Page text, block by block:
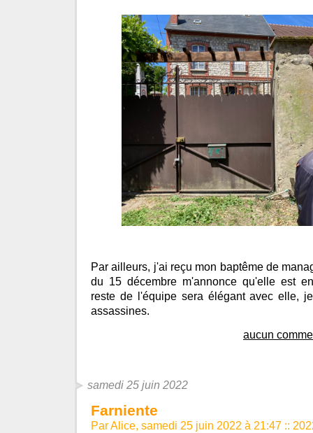
Par ailleurs, j'ai reçu mon baptême de
du 15 décembre m'annonce qu'elle est
reste de l'équipe sera élégant avec elle,
assassines.
aucun
samedi 25 juin 2022
Farniente
Par Alice, samedi 25 juin 2022 à 21:47 ::